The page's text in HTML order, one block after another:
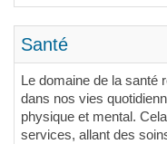
Santé
Le domaine de la santé
dans nos vies
physique et mental.
services, allant des